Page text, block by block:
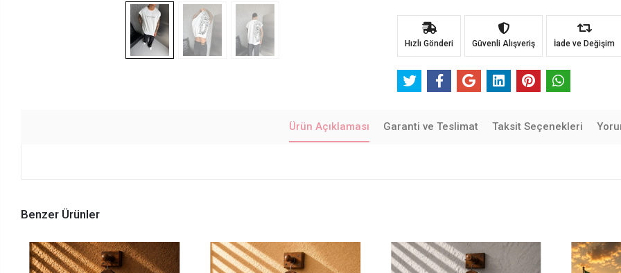
Hızlı Gönderi Güvenli Alışveriş İade ve Değişim
Ürün Açıklaması Garanti ve Teslimat Taksit Seçenekleri
Benzer Ürünler